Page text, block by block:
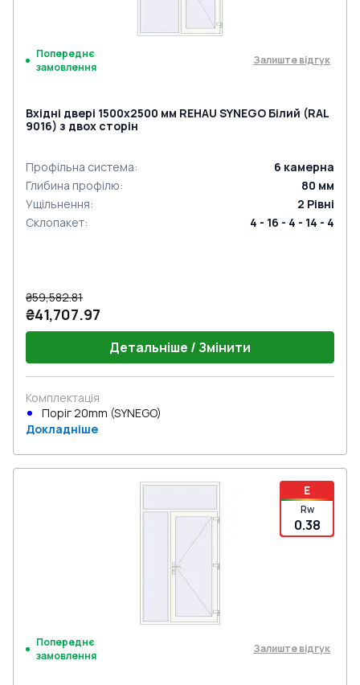
Попереднє
замовлення
Залиште відгук
Вхідні двері 1500x2500 мм REHAU SYNEGO Білий (RAL
9016) з двох сторін
Профільна система: 6 камерна
Глибина профілю: 80 мм
Ущільнення: 2 Рівні
Склопакет: 4 - 16 - 4 - 14 - 4
₴59,582.81
₴41,707.97
Детальніше / Змінити
Комплектація
Поріг 20mm (SYNEGO)
Докладніше
E
Rw
0.38
Попереднє
замовлення
Залиште відгук